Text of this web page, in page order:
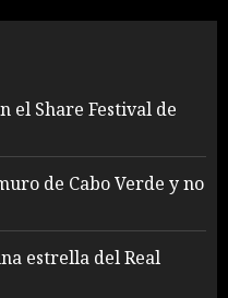
el Share Festival de
de Cabo Verde y no
estrella del Real